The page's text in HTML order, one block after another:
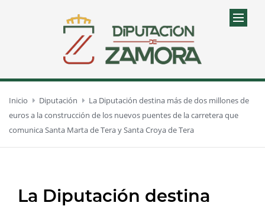
Inicio Diputación
La Diputación destina más de dos millones de
euros a la construcción de los nuevos puentes de la carretera que
comunica Santa Marta de Tera y Santa Croya de Tera
La Diputación destina